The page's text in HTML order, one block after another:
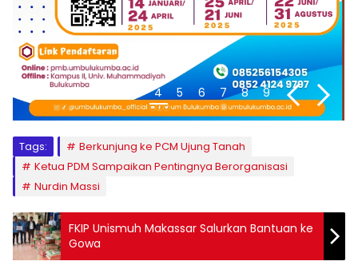
4 5 6 7 8 9
Tags:
Berkunjung ke PCM Ujung Tanah
Ketua PDM Sampaikan Pentingnya Berorganisasi
Nurdin Massi
FKIP Unismuh Makassar Salurkan Bantuan ke
Gowa